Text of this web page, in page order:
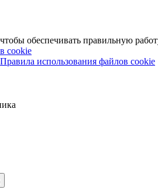
обеспечивать правильную
cookie
Правила использования файлов cookie